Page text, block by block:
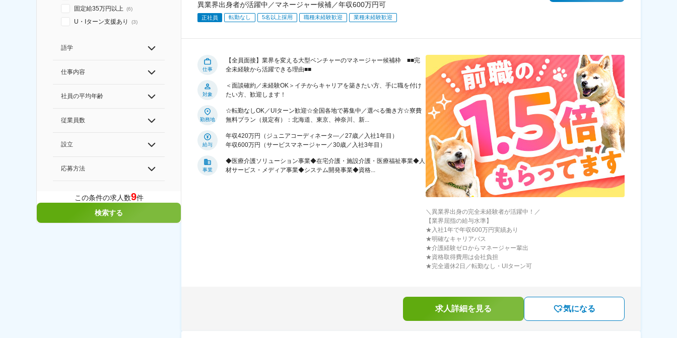
固定給35万円以上 (6)
U・Iターン支援あり (3)
語学
仕事内容
社員の平均年齢
従業員数
設立
応募方法
この条件の求人数9件
検索する
異業界出身者が活躍中／マネージャー候補／年収600万円可
正社員 転勤なし 5名以上採用 職種未経験歓迎 業種未経験歓迎
仕事
【全員面接】業界を変える大型ベンチャーのマネージャー候補枠 ■■完
全未経験から活躍できる理由■■
対象
＜面談確約／未経験OK＞イチからキャリアを築きたい方、手に職を付け
たい方、歓迎します！
勤務地
☆転勤なしOK／UIターン歓迎☆全国各地で募集中／選べる働き方☆寮費
無料プラン（規定有）：北海道、東京、神奈川、新...
給与
年収420万円（ジュニアコーディネータ―／27歳／入社1年目）
年収600万円（サービスマネージャー／30歳／入社3年目）
事業
◆医療介護ソリューション事業◆在宅介護・施設介護・医療福祉事業◆人
材サービス・メディア事業◆システム開発事業◆資格...
＼異業界出身の完全未経験者が活躍中！／
【業界屈指の給与水準】
★入社1年で年収600万円実績あり
★明確なキャリアパス
★介護経験ゼロからマネージャー輩出
★資格取得費用は会社負担
★完全週休2日／転勤なし・UIターン可
求人詳細を見る 気になる